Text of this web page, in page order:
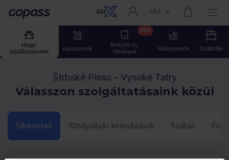
Gopass Aktuális nyelv:
HU
Hegyi
üdülőközpontok
Aquaparkok
Belépők és
élmények
NEW
Vidámparkok Szállodák
Štrbské Pleso - Vysoké Tatry
Válasszon szolgáltatásaink közül
Síbérletek Kötélpályás kirándulások Szállás